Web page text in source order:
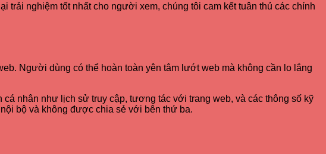
nghiệm tốt nhất cho người xem, chúng tôi cam kết tuân thủ các chính
Người dùng có thể hoàn toàn yên tâm lướt web mà không cần lo lắng
nhân như lịch sử truy cập, tương tác với trang web, và các thông số kỹ
bộ và không được chia sẻ với bên thứ ba.